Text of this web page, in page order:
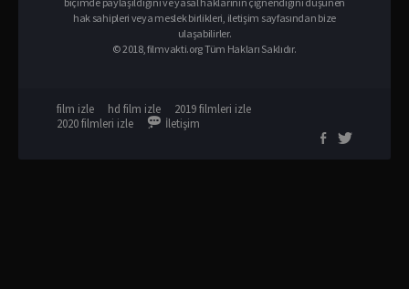
hak sahipleri veya meslek birlikleri, iletişim sayfasından bize
ulaşabilirler.
© 2018, filmvakti.org Tüm Hakları Saklıdır.
film izle hd film izle
2019 filmleri izle
2020 filmleri izle
İletişim